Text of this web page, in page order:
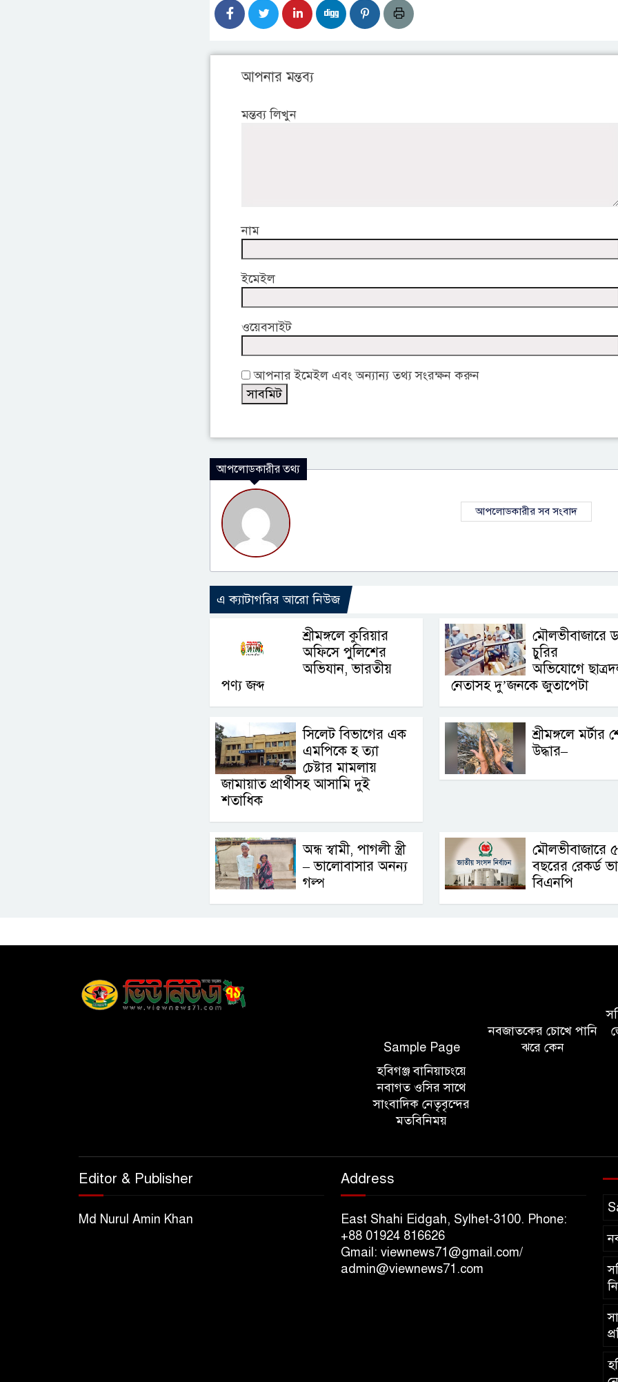
আপনার মন্তব্য
মন্তব্য লিখুন
নাম
ইমেইল
ওয়েবসাইট
আপনার ইমেইল এবং অন্যান্য তথ্য সংরক্ষন করুন
আপলোডকারীর তথ্য
আপলোডকারীর সব সংবাদ
এ ক্যাটাগরির আরো নিউজ
শ্রীমঙ্গলে কুরিয়ার
অফিসে পুলিশের
অভিযান, ভারতীয়
পণ্য জব্দ
মৌলভীবাজারে
চুরির
অভিযোগে
নেতাসহ দু’জনকে জুতাপেটা
সিলেট বিভাগের এক
এমপিকে হ ত্যা
চেষ্টার মামলায়
জামায়াত প্রার্থীসহ আসামি দুই
শতাধিক
শ্রীমঙ্গলে মর্টার
উদ্ধার–
অন্ধ স্বামী, পাগলী স্ত্রী
– ভালোবাসার অনন্য
গল্প
মৌলভীবাজারে
বছরের রেকর্ড
বিএনপি
Sample Page
নবজাতকের চোখে পানি
ঝরে কেন
হবিগঞ্জ বানিয়াচংয়ে
নবাগত ওসির সাথে
সাংবাদিক নেতৃবৃন্দের
মতবিনিময়
Editor & Publisher
Md Nurul Amin Khan
Address
East Shahi Eidgah, Sylhet-3100. Phone:
+88 01924 816626
Gmail: viewnews71@gmail.com/
admin@viewnews71.com